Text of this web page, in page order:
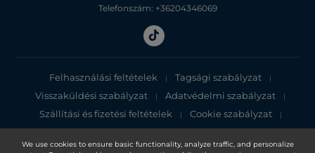
We use cookies to ensure basic functionality, analyze traffic, and personalize
Telefonszám: +36204346069
Felhasználási feltételek | Tagsági szabályzat |
Visszaküldési szabályzat | Adatvédelmi szabályzat |
Szállítási és fizetési feltételek | Cookie szabályzat |
Adatvédelmi tájékoztató